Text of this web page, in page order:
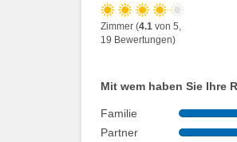
Zimmer (4.1 von 5,
19 Bewertungen)
Mit wem haben Sie Ihre
Familie
Partner